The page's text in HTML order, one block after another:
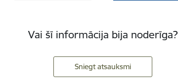
Vai šī informācija bija noderīga?
Sniegt atsauksmi